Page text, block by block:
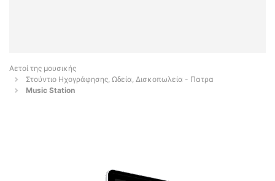
Αετοί της μουσικής
Στούντιο Ηχογράφησης, Ωδεία, Δισκοπωλεία - Πατρα
Music Station